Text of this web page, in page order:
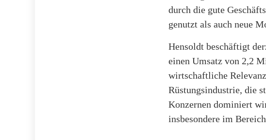
durch die gute
genutzt als auch neue
Hensoldt beschäftigt
einen Umsatz von 2,2
wirtschaftliche
Rüstungsindustrie, die
Konzernen dominiert
insbesondere im